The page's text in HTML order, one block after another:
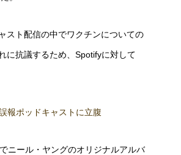
スト配信の中でワクチンについての
に抗議するため、Spotifyに対して
報ポッドキャストに立腹
ニール・ヤングのオリジナルアルバ